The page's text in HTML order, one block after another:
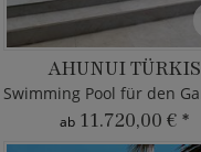
AHUNUI TÜRKIS
ab 11.720,00 € *